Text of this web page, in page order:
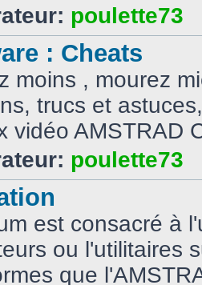
poulette73
: Cheats
moins , mourez
trucs et
vidéo AMSTRAD
poulette73
est consacré à
ou l'utilitaires
que